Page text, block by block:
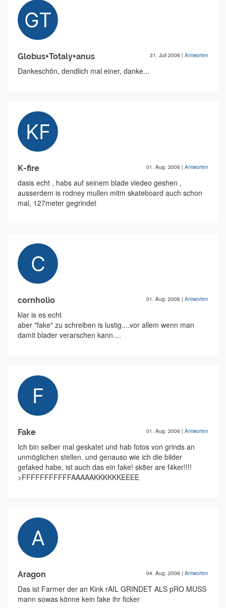
Globus+Totaly+anus 31. Juli 2006 | Antworten
Dankeschön, dendlich mal einer, danke...
K-fire 01. Aug. 2006 | Antworten
dasis echt , habs auf seinem blade viedeo geshen ,
ausserdem is rodney mullen mitm skateboard auch schon
mal, 127meter gegrindet
cornholio 01. Aug. 2006 | Antworten
klar is es echt
aber "fake" zu schreiben is lustig....vor allem wenn man
damit blader verarschen kann....
Fake 01. Aug. 2006 | Antworten
Ich bin selber mal geskatet und hab fotos von grinds an
unmöglichen stellen. und genauso wie ich die bilder
gefaked habe, ist auch das ein fake! sk8er are f4ker!!!!
>FFFFFFFFFFFAAAAAKKKKKKEEEE
Aragon 04. Aug. 2006 | Antworten
Das ist Farmer der an Kink rAIL GRINDET ALS pRO MUSS
mann sowas könne kein fake ihr ficker